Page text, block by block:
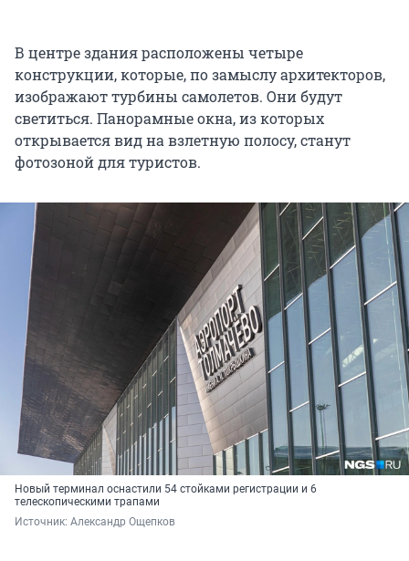
В центре здания расположены четыре
конструкции, которые, по замыслу архитекторов,
изображают турбины самолетов. Они будут
светиться. Панорамные окна, из которых
открывается вид на взлетную полосу, станут
фотозоной для туристов.
Новый терминал оснастили 54 стойками регистрации и 6
телескопическими трапами
Источник: Александр Ощепков